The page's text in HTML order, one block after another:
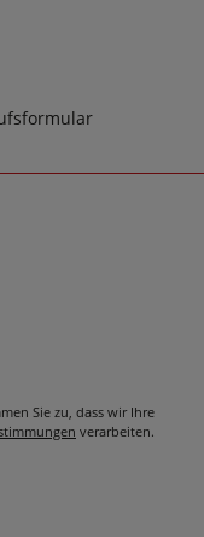
kontaktieren Sie
großen Größen
große Schuhe
und dabei stets
Sie zu, dass wir Ihre
verarbeiten.